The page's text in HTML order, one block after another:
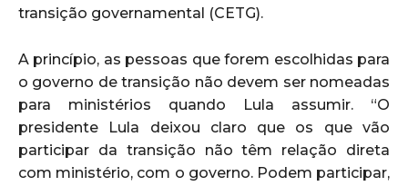
transição governamental (CETG).
A princípio, as pessoas que forem escolhidas para
o governo de transição não devem ser nomeadas
para ministérios quando Lula assumir. “O
presidente Lula deixou claro que os que vão
participar da transição não têm relação direta
com ministério, com o governo. Podem participar,